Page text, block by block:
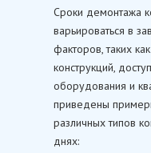
Сроки демонтажа
варьироваться в
факторов, таких
конструкций,
оборудования и
приведены
различных типов
днях: